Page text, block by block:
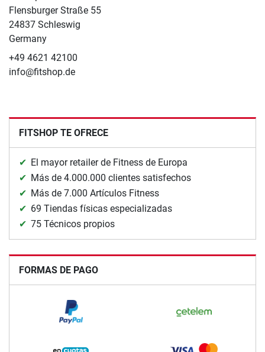
Flensburger Straße 55
24837 Schleswig
Germany
+49 4621 42100
info@fitshop.de
FITSHOP TE OFRECE
El mayor retailer de Fitness de Europa
Más de 4.000.000 clientes satisfechos
Más de 7.000 Artículos Fitness
69 Tiendas físicas especializadas
75 Técnicos propios
FORMAS DE PAGO